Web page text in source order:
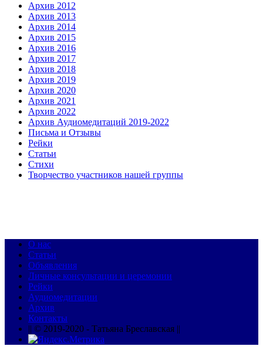
Архив 2012
Архив 2013
Архив 2014
Архив 2015
Архив 2016
Архив 2017
Архив 2018
Архив 2019
Архив 2020
Архив 2021
Архив 2022
Архив Аудиомедитаций 2019-2022
Письма и Отзывы
Рейки
Статьи
Стихи
Творчество участников нашей группы
О нас
Статьи
Объявления
Личные консультации и церемонии
Рейки
Аудиомедитации
Архив
Контакты
|| © 2019-2020 - Татьяна Бреславская ||